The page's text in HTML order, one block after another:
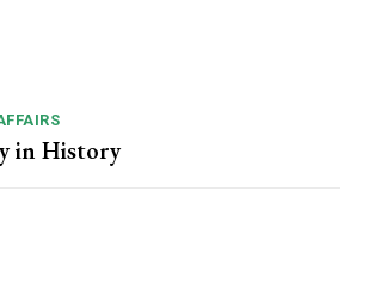
in History